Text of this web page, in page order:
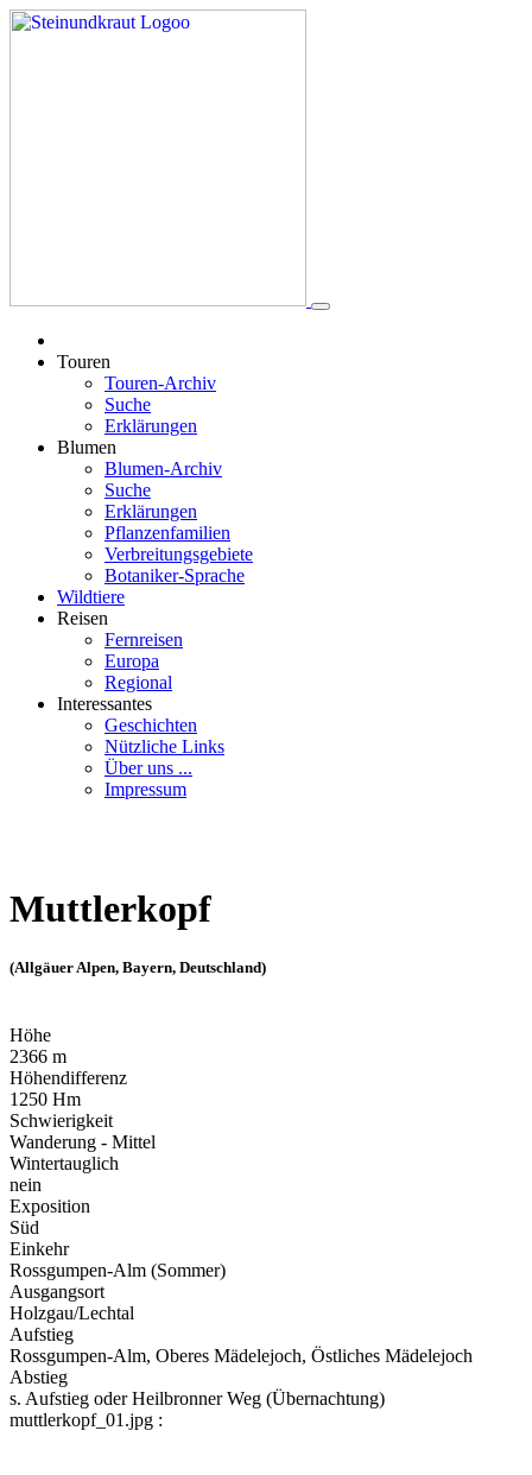
Touren
Touren-Archiv
Suche
Erklärungen
Blumen
Blumen-Archiv
Suche
Erklärungen
Pflanzenfamilien
Verbreitungsgebiete
Botaniker-Sprache
Wildtiere
Reisen
Fernreisen
Europa
Regional
Interessantes
Geschichten
Nützliche Links
Über uns ...
Impressum
Muttlerkopf
(Allgäuer Alpen, Bayern, Deutschland)
Höhe
2366 m
Höhendifferenz
1250 Hm
Schwierigkeit
Wanderung - Mittel
Wintertauglich
nein
Exposition
Süd
Einkehr
Rossgumpen-Alm (Sommer)
Ausgangsort
Holzgau/Lechtal
Aufstieg
Rossgumpen-Alm, Oberes Mädelejoch, Östliches Mädelejoch
Abstieg
s. Aufstieg oder Heilbronner Weg (Übernachtung)
muttlerkopf_01.jpg :